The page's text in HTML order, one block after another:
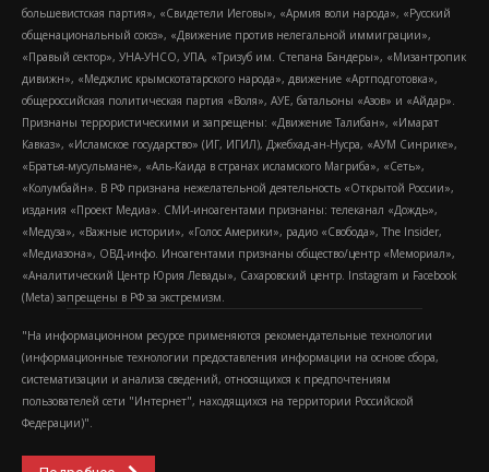
большевистская партия», «Свидетели Иеговы», «Армия воли народа», «Русский
общенациональный союз», «Движение против нелегальной иммиграции»,
«Правый сектор», УНА-УНСО, УПА, «Тризуб им. Степана Бандеры», «Мизантропик
дивижн», «Меджлис крымскотатарского народа», движение «Артподготовка»,
общероссийская политическая партия «Воля», АУЕ, батальоны «Азов» и «Айдар».
Признаны террористическими и запрещены: «Движение Талибан», «Имарат
Кавказ», «Исламское государство» (ИГ, ИГИЛ), Джебхад-ан-Нусра, «АУМ Синрике»,
«Братья-мусульмане», «Аль-Каида в странах исламского Магриба», «Сеть»,
«Колумбайн». В РФ признана нежелательной деятельность «Открытой России»,
издания «Проект Медиа». СМИ-иноагентами признаны: телеканал «Дождь»,
«Медуза», «Важные истории», «Голос Америки», радио «Свобода», The Insider,
«Медиазона», ОВД-инфо. Иноагентами признаны общество/центр «Мемориал»,
«Аналитический Центр Юрия Левады», Сахаровский центр. Instagram и Facebook
(Metа) запрещены в РФ за экстремизм.
"На информационном ресурсе применяются рекомендательные технологии
(информационные технологии предоставления информации на основе сбора,
систематизации и анализа сведений, относящихся к предпочтениям
пользователей сети "Интернет", находящихся на территории Российской
Федерации)".